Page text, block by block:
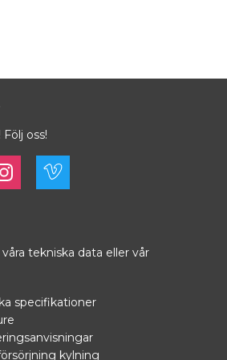
oss!
Bekijk ons op LinkedInBekijk ons op Vimeo
tekniska data eller vår
specifikationer
kylning